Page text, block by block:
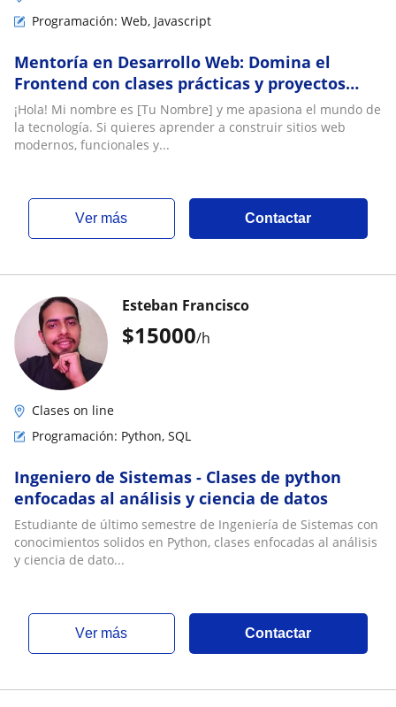
Programación: Web, Javascript
Mentoría en Desarrollo Web: Domina el
Frontend con clases prácticas y proyectos
reales
¡Hola! Mi nombre es [Tu Nombre] y me apasiona el mundo de
la tecnología. Si quieres aprender a construir sitios web
modernos, funcionales y...
ver más Contactar
$15000/h
Esteban Francisco
Clases on line
Programación: Python, SQL
Ingeniero de Sistemas - Clases de python
enfocadas al análisis y ciencia de datos
Estudiante de último semestre de Ingeniería de Sistemas con
conocimientos solidos en Python, clases enfocadas al análisis
y ciencia de dato...
ver más Contactar